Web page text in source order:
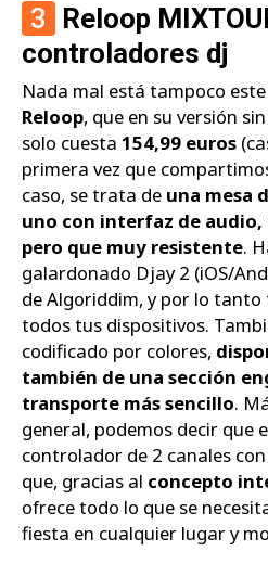
3 Reloop
controladores dj
Nada mal está tampoco este
Reloop, que en su versión
solo cuesta 154,99 euros
primera vez que
caso, se trata de una mesa
uno con interfaz de
pero que muy resistente.
galardonado Djay 2 (iOS/
de Algoriddim, y por lo
todos tus dispositivos.
codificado por colores,
también de una sección
transporte más sencillo.
general, podemos decir que
controlador de 2 canales
que, gracias al concepto
ofrece todo lo que se
fiesta en cualquier lugar y